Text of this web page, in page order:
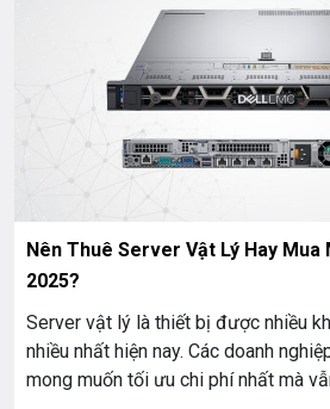
Nên Thuê Server Vật Lý Hay Mua
2025?
Server vật lý là thiết bị được nhiều
nhiều nhất hiện nay. Các doanh
mong muốn tối ưu chi phí nhất mà